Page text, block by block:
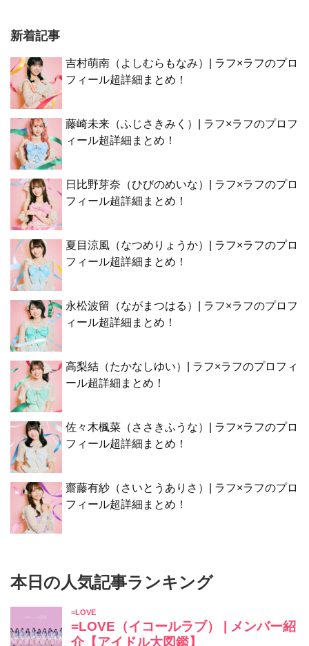
新着記事
吉村萌南（よしむらもなみ）| ラフ×ラフのプロ
フィール超詳細まとめ！
藤崎未来（ふじさきみく）| ラフ×ラフのプロフ
ィール超詳細まとめ！
日比野芽奈（ひびのめいな）| ラフ×ラフのプロ
フィール超詳細まとめ！
夏目涼風（なつめりょうか）| ラフ×ラフのプロ
フィール超詳細まとめ！
永松波留（ながまつはる）| ラフ×ラフのプロフ
ィール超詳細まとめ！
高梨結（たかなしゆい）| ラフ×ラフのプロフィ
ール超詳細まとめ！
佐々木楓菜（ささきふうな）| ラフ×ラフのプロ
フィール超詳細まとめ！
齋藤有紗（さいとうありさ）| ラフ×ラフのプロ
フィール超詳細まとめ！
本日の人気記事ランキング